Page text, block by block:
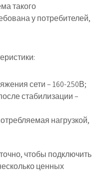
такого
у потребителей,
сети – 160-250В;
стабилизации –
нагрузкой,
чтобы подключить
ценных